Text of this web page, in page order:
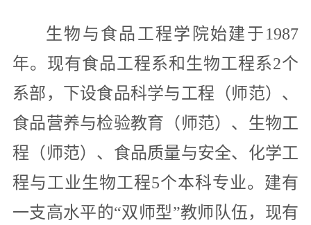
生物与食品工程学院始建于1987
年。现有食品工程系和生物工程系2个
系部，下设食品科学与工程（师范）、
食品营养与检验教育（师范）、生物工
程（师范）、食品质量与安全、化学工
程与工业生物工程5个本科专业。建有
一支高水平的“双师型”教师队伍，现有